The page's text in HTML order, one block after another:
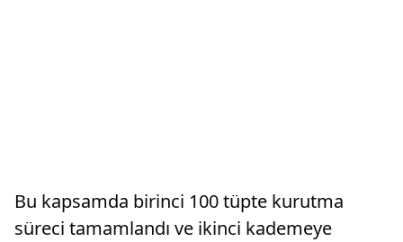
Bu kapsamda birinci 100 tüpte kurutma
süreci tamamlandı ve ikinci kademeye